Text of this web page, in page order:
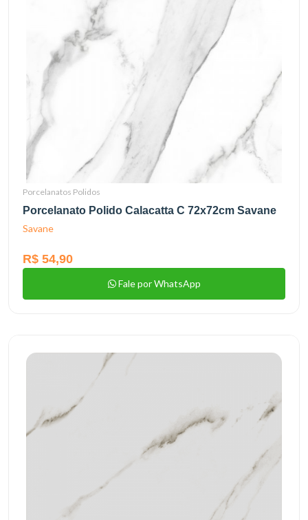
Porcelanatos Polidos
Porcelanato Polido Calacatta C 72x72cm Savane
Savane
R$ 54,90
Fale por WhatsApp